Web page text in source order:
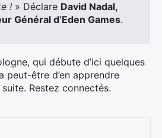
! » Déclare David Nadal,
Général d’Eden Games.
qui débute d’ici quelques
peut-être d’en apprendre
Restez connectés.